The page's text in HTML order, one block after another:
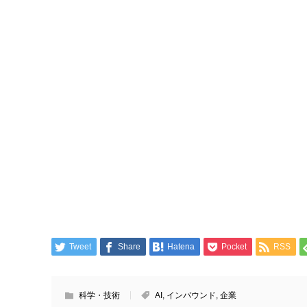
Tweet Share Hatena Pocket RSS
科学・技術 AI, インバウンド 企業